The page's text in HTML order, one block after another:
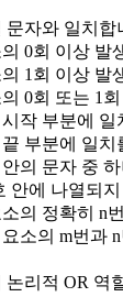
문자와 일치합
0회 이상 발
1회 이상 발
0회 또는 1
작 부분에 일
부분에 일치
의 문자 중
안에 나열되
의 정확히 n
소의 m번과
논리적 OR 역